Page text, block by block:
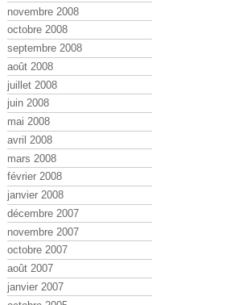
novembre 2008
octobre 2008
septembre 2008
août 2008
juillet 2008
juin 2008
mai 2008
avril 2008
mars 2008
février 2008
janvier 2008
décembre 2007
novembre 2007
octobre 2007
août 2007
janvier 2007